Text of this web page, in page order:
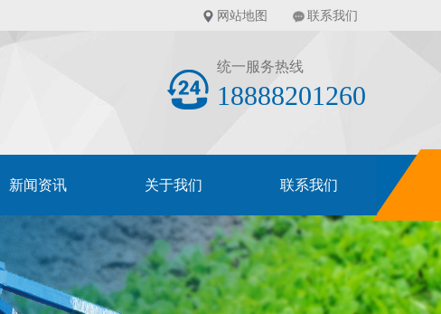
网站地图 联系我们
统一服务热线
18888201260
新闻资讯 关于我们 联系我们